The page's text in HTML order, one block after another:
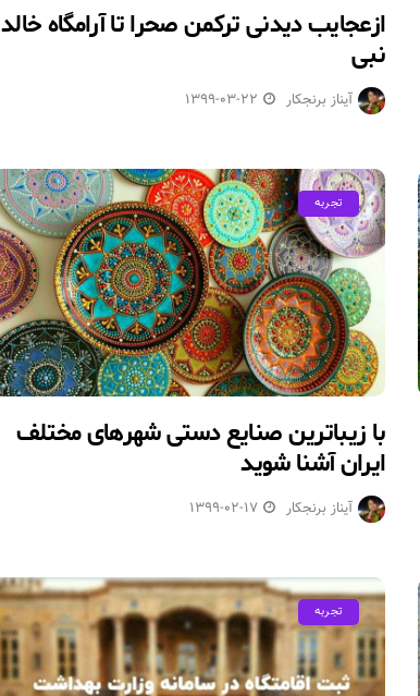
ازعجایب دیدنی ترکمن صحرا تا آرامگاه خالد
نبی
آیناز برنجکار 1399-03-22
تجربه
با زیباترین صنایع دستی شهرهای مختلف
ایران آشنا شوید
آیناز برنجکار 1399-02-17
تجربه